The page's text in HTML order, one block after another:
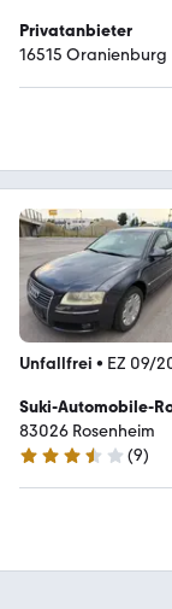
Privatanbieter
16515 Oranienburg
Unfallfrei • EZ 09/
Suki-Automobile-
83026 Rosenheim
3.7 Sterne
(9)